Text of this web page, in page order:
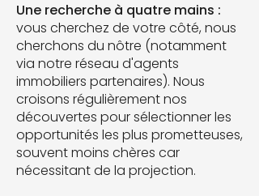
Une recherche à quatre mains :
vous cherchez de votre côté, nous
cherchons du nôtre (notamment
via notre réseau d'agents
immobiliers partenaires). Nous
croisons régulièrement nos
découvertes pour sélectionner les
opportunités les plus prometteuses,
souvent moins chères car
nécessitant de la projection.